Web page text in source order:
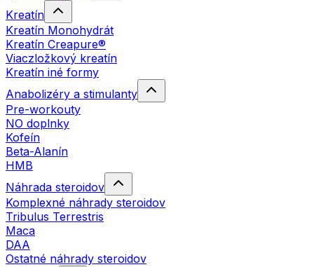
Kreatín
Kreatín Monohydrát
Kreatín Creapure®
Viaczložkový kreatín
Kreatín iné formy
Anabolizéry a stimulanty
Pre-workouty
NO doplnky
Kofeín
Beta-Alanín
HMB
Náhrada steroidov
Komplexné náhrady steroidov
Tribulus Terrestris
Maca
DAA
Ostatné náhrady steroidov